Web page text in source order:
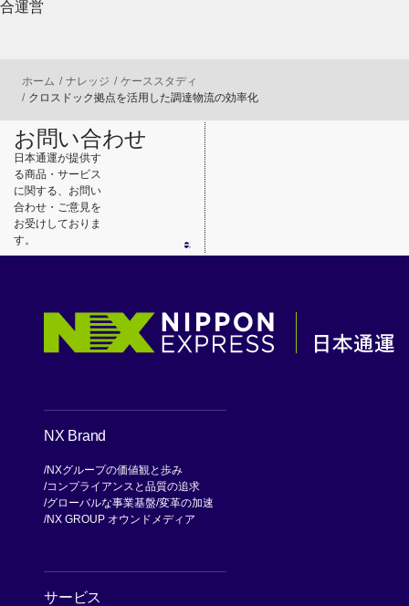
合運営
ホーム ナレッジ
ケーススタディ
クロスドック拠点を活用した調達物流の効率化
お問い合わせ
日本通運が提供す
る商品・サービス
に関する、お問い
合わせ・ご意見を
お受けしておりま
す。
NX Brand
NXグループの価値観と歩み
コンプライアンスと品質の追求
グローバルな事業基盤 変革の加速
NX GROUP オウンドメディア
サービス